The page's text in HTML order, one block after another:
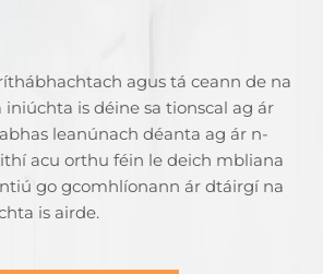
agus tá ceann de na
is déine sa tionscal ag ár
leanúnach déanta ag ár n-
acu orthu féin le deich mbliana
go gcomhlíonann ár dtáirgí na
is airde.